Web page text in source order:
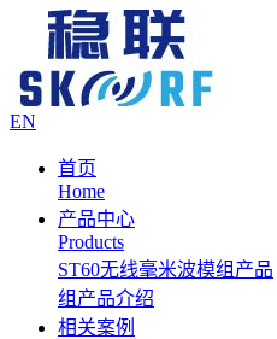
EN
首页
Home
产品中心
Products
ST60无线毫米波模组产品
组产品介绍
相关案例